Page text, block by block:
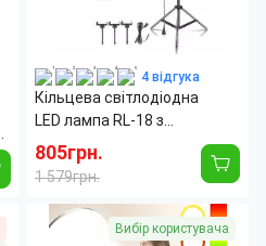
4 відгука
Кільцева світлодіодна
LED лампа RL-18 з
штативом і пультом, 45 см,
805грн.
1 579грн.
Максимальная высота
штатива:
2000
мм
Вибір користувача